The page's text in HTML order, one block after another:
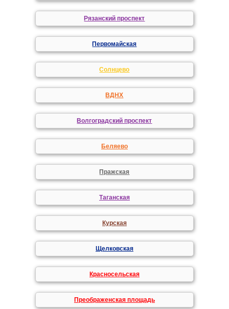
Рязанский проспект
Первомайская
Солнцево
ВДНХ
Волгоградский проспект
Беляево
Пражская
Таганская
Курская
Щелковская
Красносельская
Преображенская площадь